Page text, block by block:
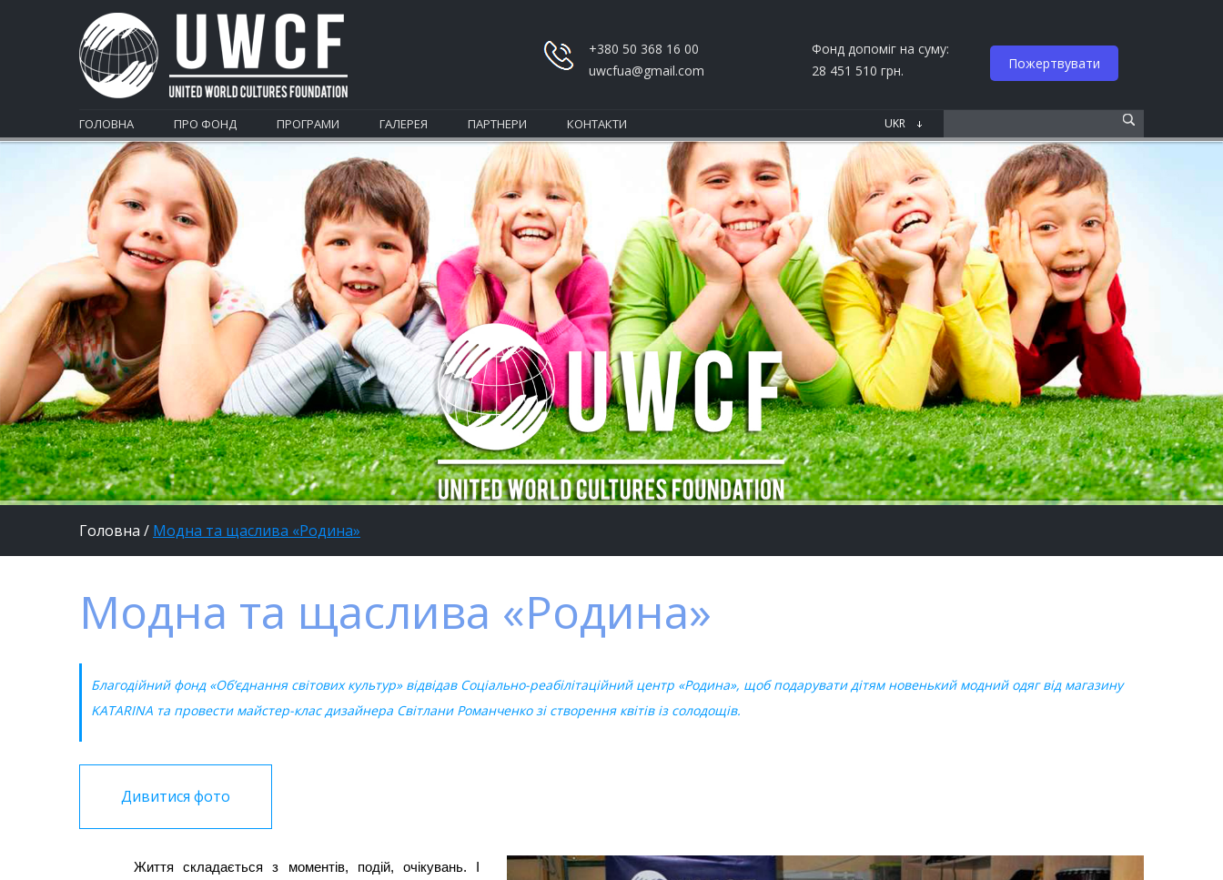
+380 50 368 16 00
uwcfua@gmail.com
Фонд допоміг на суму:
28 451 510 грн.
Пожертвувати
ГОЛОВНА ПРО ФОНД ПРОГРАМИ ГАЛЕРЕЯ ПАРТНЕРИ КОНТАКТИ
Головна / Модна та щаслива «Родина»
Модна та щаслива «Родина»
Благодійний фонд «Об’єднання світових культур» відвідав Соціально-реабілітаційний центр «Родина», щоб подарувати дітям новенький модний одяг від магазину
KATARINA та провести майстер-клас дизайнера Світлани Романченко зі створення квітів із солодощів.
Дивитися фото
Життя складається з моментів, подій, очікувань. І